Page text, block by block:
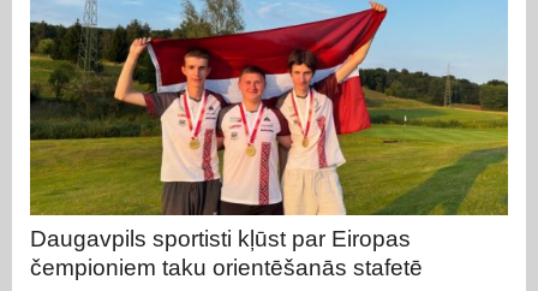
Daugavpils sportisti kļūst par Eiropas
čempioniem taku orientēšanās stafetē